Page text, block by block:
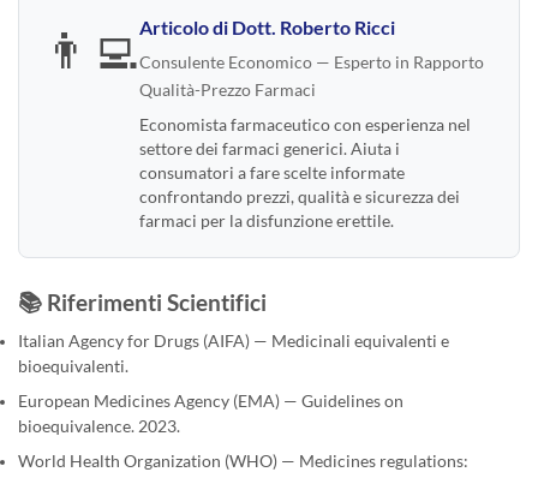
👨‍💻Articolo di Dott. Roberto Ricci
Consulente Economico — Esperto in Rapporto
Qualità-Prezzo Farmaci
Economista farmaceutico con esperienza nel
settore dei farmaci generici. Aiuta i
consumatori a fare scelte informate
confrontando prezzi, qualità e sicurezza dei
farmaci per la disfunzione erettile.
📚 Riferimenti Scientifici
Italian Agency for Drugs (AIFA) — Medicinali equivalenti e
bioequivalenti.
European Medicines Agency (EMA) — Guidelines on
bioequivalence. 2023.
World Health Organization (WHO) — Medicines regulations: